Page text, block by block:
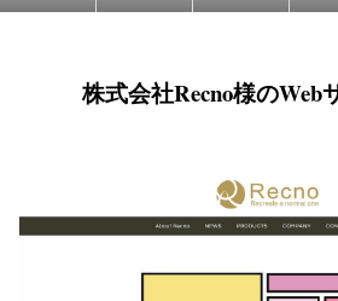
株式会社Recno様のWeb